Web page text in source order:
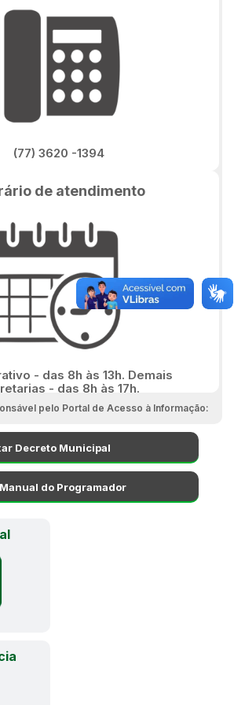
(77) 3620 -1394
de atendimento
- das 8h às 13h. Demais
- das 8h às 17h.
pelo Portal de Acesso à Informação:
Decreto Municipal
do Programador